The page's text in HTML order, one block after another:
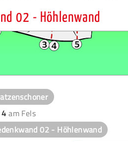
02 - Höhlenwand
4 am Fels
02 - Höhlenwand